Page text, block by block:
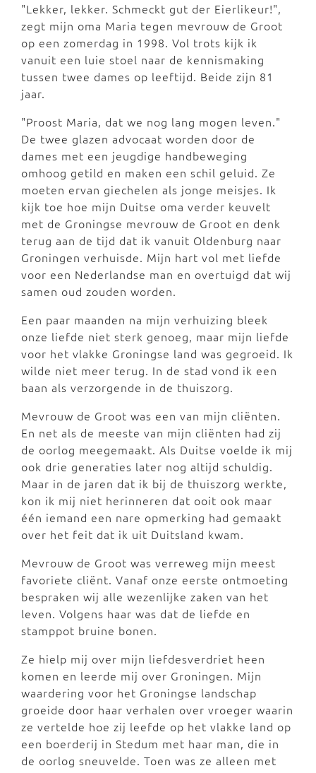
"Lekker, lekker. Schmeckt gut der Eierlikeur!",
zegt mijn oma Maria tegen mevrouw de Groot
op een zomerdag in 1998. Vol trots kijk ik
vanuit een luie stoel naar de kennismaking
tussen twee dames op leeftijd. Beide zijn 81
jaar.
"Proost Maria, dat we nog lang mogen leven."
De twee glazen advocaat worden door de
dames met een jeugdige handbeweging
omhoog getild en maken een schil geluid. Ze
moeten ervan giechelen als jonge meisjes. Ik
kijk toe hoe mijn Duitse oma verder keuvelt
met de Groningse mevrouw de Groot en denk
terug aan de tijd dat ik vanuit Oldenburg naar
Groningen verhuisde. Mijn hart vol met liefde
voor een Nederlandse man en overtuigd dat wij
samen oud zouden worden.
Een paar maanden na mijn verhuizing bleek
onze liefde niet sterk genoeg, maar mijn liefde
voor het vlakke Groningse land was gegroeid. Ik
wilde niet meer terug. In de stad vond ik een
baan als verzorgende in de thuiszorg.
Mevrouw de Groot was een van mijn cliënten.
En net als de meeste van mijn cliënten had zij
de oorlog meegemaakt. Als Duitse voelde ik mij
ook drie generaties later nog altijd schuldig.
Maar in de jaren dat ik bij de thuiszorg werkte,
kon ik mij niet herinneren dat ooit ook maar
één iemand een nare opmerking had gemaakt
over het feit dat ik uit Duitsland kwam.
Mevrouw de Groot was verreweg mijn meest
favoriete cliënt. Vanaf onze eerste ontmoeting
bespraken wij alle wezenlijke zaken van het
leven. Volgens haar was dat de liefde en
stamppot bruine bonen.
Ze hielp mij over mijn liefdesverdriet heen
komen en leerde mij over Groningen. Mijn
waardering voor het Groningse landschap
groeide door haar verhalen over vroeger waarin
ze vertelde hoe zij leefde op het vlakke land op
een boerderij in Stedum met haar man, die in
de oorlog sneuvelde. Toen was ze alleen met